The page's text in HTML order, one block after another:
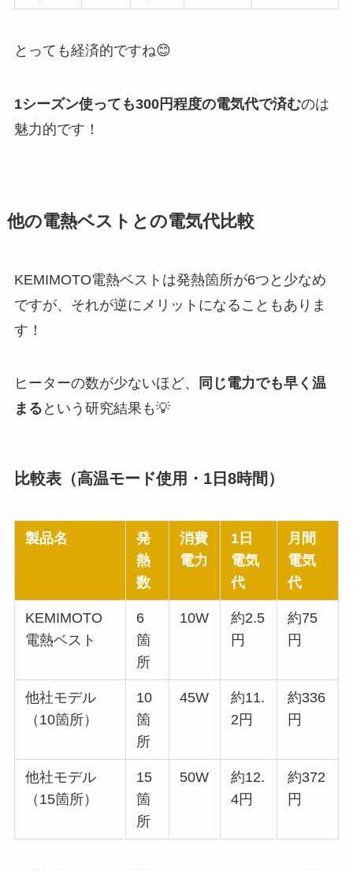
とっても経済的ですね😊
1シーズン使っても300円程度の電気代で済むのは
魅力的です！
他の電熱ベストとの電気代比較
KEMIMOTO電熱ベストは発熱箇所が6つと少なめ
ですが、それが逆にメリットになることもありま
す！
ヒーターの数が少ないほど、
同じ電力でも早く温
まる という研究結果も💡
比較表（高温モード使用・1日8時間）
製品名
発
熱
数
消費
電力
1日
電気
代
月間
電気
代
KEMIMOTO
電熱ベスト
6
箇
所
10W
約2.5
円
約75
円
他社モデル
（10箇所）
10
箇
所
45W
約11.
2円
約336
円
他社モデル
（15箇所）
15
箇
所
50W
約12.
4円
約372
円